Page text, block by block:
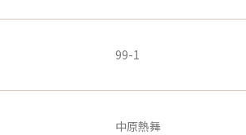
99-1
中原熱舞